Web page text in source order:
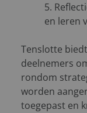
5.
en leren
Tenslotte
deelnemers
rondom
worden
toegepast en